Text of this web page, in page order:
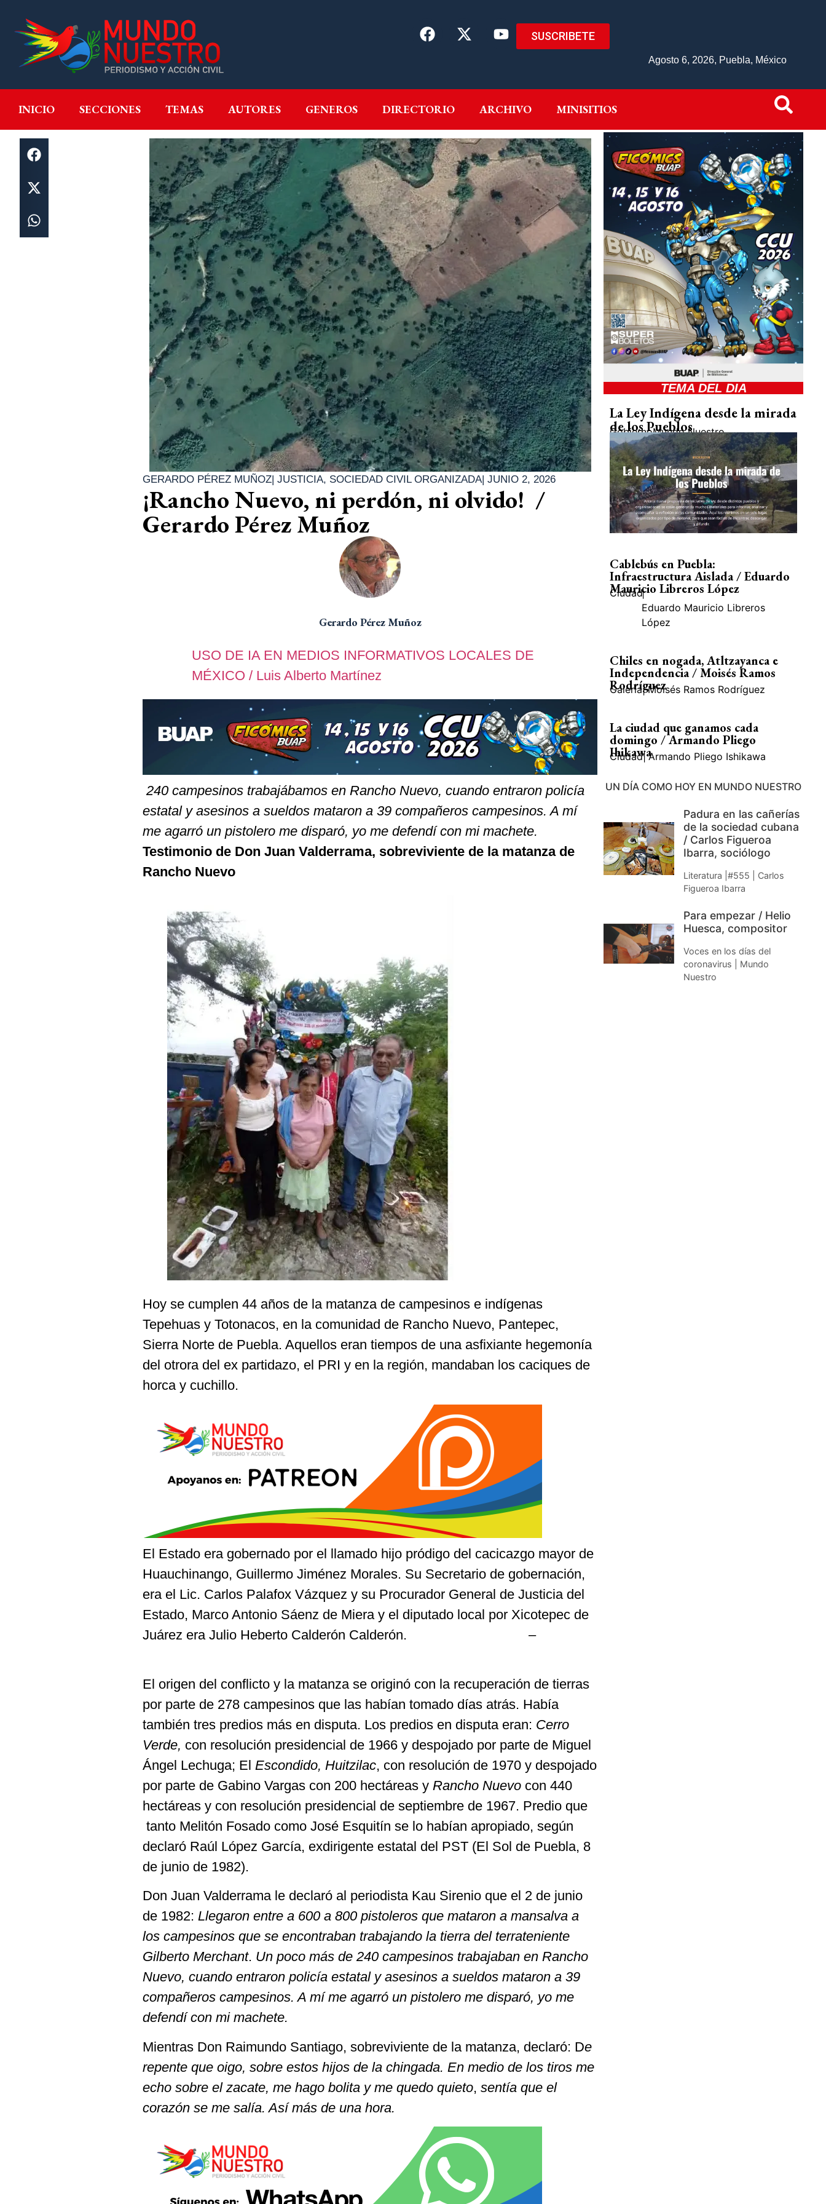
SUSCRIBETE
Agosto 6, 2026, Puebla, México
INICIO SECCIONES TEMAS AUTORES GENEROS DIRECTORIO ARCHIVO MINISITIOS
INICIO SECCIONES GENEROS DIRECTORIO ARCHIVO MINISITIOS
GERARDO PÉREZ MUÑOZ| JUSTICIA, SOCIEDAD CIVIL ORGANIZADA| JUNIO 2, 2026
¡Rancho Nuevo, ni perdón, ni olvido! /
Gerardo Pérez Muñoz
Gerardo Pérez Muñoz
USO DE IA EN MEDIOS INFORMATIVOS LOCALES DE
MÉXICO / Luis Alberto Martínez
240 campesinos trabajábamos en Rancho Nuevo, cuando entraron policía
estatal y asesinos a sueldos mataron a 39 compañeros campesinos. A mí
me agarró un pistolero me disparó, yo me defendí con mi machete.
Testimonio de Don Juan Valderrama, sobreviviente de la matanza de
Rancho Nuevo
Hoy se cumplen 44 años de la matanza de campesinos e indígenas
Tepehuas y Totonacos, en la comunidad de Rancho Nuevo, Pantepec,
Sierra Norte de Puebla. Aquellos eran tiempos de una asfixiante hegemonía
del otrora del ex partidazo, el PRI y en la región, mandaban los caciques de
horca y cuchillo.
El Estado era gobernado por el llamado hijo pródigo del cacicazgo mayor de
Huauchinango, Guillermo Jiménez Morales. Su Secretario de gobernación,
era el Lic. Carlos Palafox Vázquez y su Procurador General de Justicia del
Estado, Marco Antonio Sáenz de Miera y el diputado local por Xicotepec de
Juárez era Julio Heberto Calderón Calderón. –
El origen del conflicto y la matanza se originó con la recuperación de tierras
por parte de 278 campesinos que las habían tomado días atrás. Había
también tres predios más en disputa. Los predios en disputa eran: Cerro
Verde, con resolución presidencial de 1966 y despojado por parte de Miguel
Ángel Lechuga; El Escondido, Huitzilac, con resolución de 1970 y despojado
por parte de Gabino Vargas con 200 hectáreas y Rancho Nuevo con 440
hectáreas y con resolución presidencial de septiembre de 1967. Predio que
tanto Melitón Fosado como José Esquitín se lo habían apropiado, según
declaró Raúl López García, exdirigente estatal del PST (El Sol de Puebla, 8
de junio de 1982).
Don Juan Valderrama le declaró al periodista Kau Sirenio que el 2 de junio
de 1982: Llegaron entre a 600 a 800 pistoleros que mataron a mansalva a
los campesinos que se encontraban trabajando la tierra del terrateniente
Gilberto Merchant. Un poco más de 240 campesinos trabajaban en Rancho
Nuevo, cuando entraron policía estatal y asesinos a sueldos mataron a 39
compañeros campesinos. A mí me agarró un pistolero me disparó, yo me
defendí con mi machete.
Mientras Don Raimundo Santiago, sobreviviente de la matanza, declaró: De
repente que oigo, sobre estos hijos de la chingada. En medio de los tiros me
echo sobre el zacate, me hago bolita y me quedo quieto, sentía que el
corazón se me salía. Así más de una hora.
TEMA DEL DIA
La Ley Indígena desde la mirada
de los Pueblos
GobiernoMundo Nuestro
Cablebús en Puebla:
Infraestructura Aislada / Eduardo
Mauricio Libreros López
Ciudad|
Eduardo Mauricio Libreros
López
Chiles en nogada, Atltzayanca e
Independencia / Moisés Ramos
Rodríguez
Galería| Moisés Ramos Rodríguez
La ciudad que ganamos cada
domingo / Armando Pliego
Ihikawa
Ciudad| Armando Pliego Ishikawa
UN DÍA COMO HOY EN MUNDO NUESTRO
Padura en las cañerías
de la sociedad cubana
/ Carlos Figueroa
Ibarra, sociólogo
Literatura |#555 | Carlos
Figueroa Ibarra
Para empezar / Helio
Huesca, compositor
Voces en los días del
coronavirus | Mundo
Nuestro